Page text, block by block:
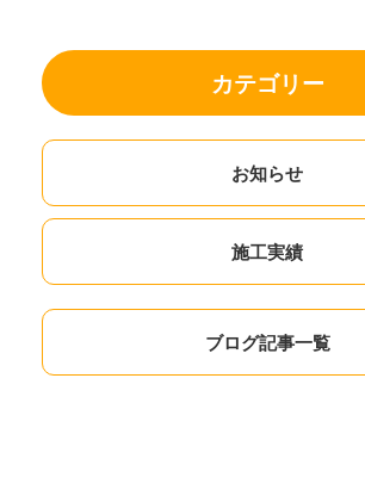
カテゴリー
お知らせ
施工実績
ブログ記事一覧